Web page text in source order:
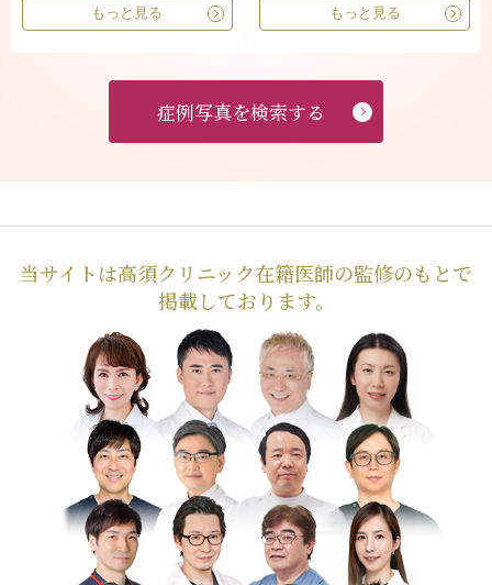
もっと見る もっと見る
症例写真を検索する
当サイトは高須クリニック在籍医師の監修のもとで
掲載しております。